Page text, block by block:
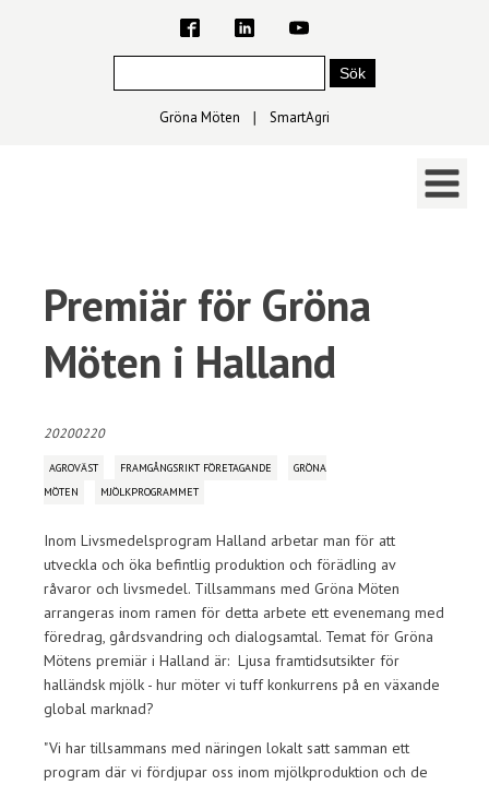
Gröna Möten ∣ SmartAgri
Premiär för Gröna
Möten i Halland
20200220
AGROVÄST FRAMGÅNGSRIKT FÖRETAGANDE
GRÖNA
MÖTEN
MJÖLKPROGRAMMET
Inom Livsmedelsprogram Halland arbetar man för att
utveckla och öka befintlig produktion och förädling av
råvaror och livsmedel. Tillsammans med Gröna Möten
arrangeras inom ramen för detta arbete ett evenemang med
föredrag, gårdsvandring och dialogsamtal. Temat för Gröna
Mötens premiär i Halland är: Ljusa framtidsutsikter för
halländsk mjölk - hur möter vi tuff konkurrens på en växande
global marknad?
"Vi har tillsammans med näringen lokalt satt samman ett
program där vi fördjupar oss inom mjölkproduktion och de